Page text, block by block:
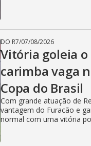
DO R7/07/08/2026
Vitória goleia
carimba vaga
Copa do Brasil
Com grande atuação de
vantagem do Furacão e
normal com uma vitória